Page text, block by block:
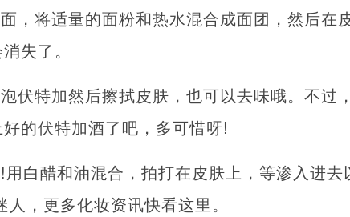
，将适量的面粉和热水混合成面团，然后在
失了。
伏特加然后擦拭皮肤，也可以去味哦。不过
的伏特加酒了吧，多可惜呀!
白醋和油混合，拍打在皮肤上，等渗入进去
，更多化妆资讯快看这里。